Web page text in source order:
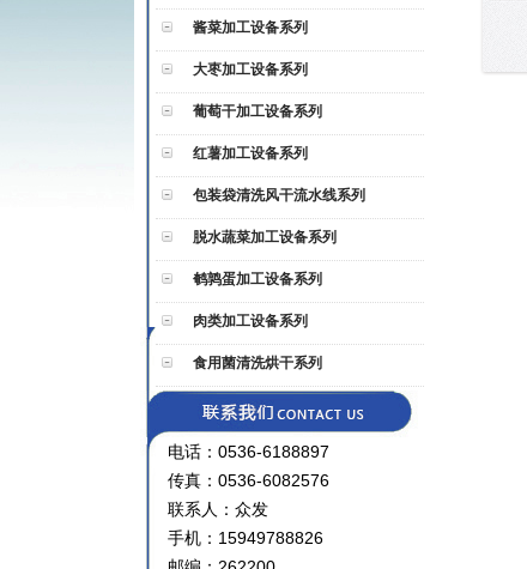
酱菜加工设备系列
大枣加工设备系列
葡萄干加工设备系列
红薯加工设备系列
包装袋清洗风干流水线系列
脱水蔬菜加工设备系列
鹌鹑蛋加工设备系列
肉类加工设备系列
食用菌清洗烘干系列
电话：0536-6188897
传真：0536-6082576
联系人：众发
手机：15949788826